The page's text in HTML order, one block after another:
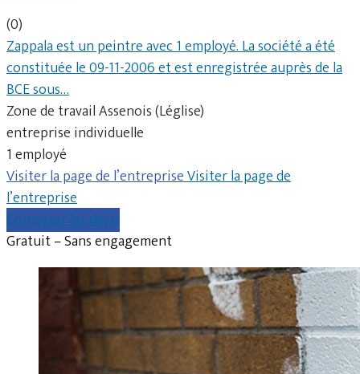
(0)
Zappala est un peintre avec 1 employé. La société a été
constituée le 09-11-2006 et est enregistrée auprès de la
BCE sous…
Zone de travail Assenois (Léglise)
entreprise individuelle
1 employé
Visiter la page de l’entrepriseVisiter la page de
l’entreprise
Comparer les devis
Gratuit – Sans engagement